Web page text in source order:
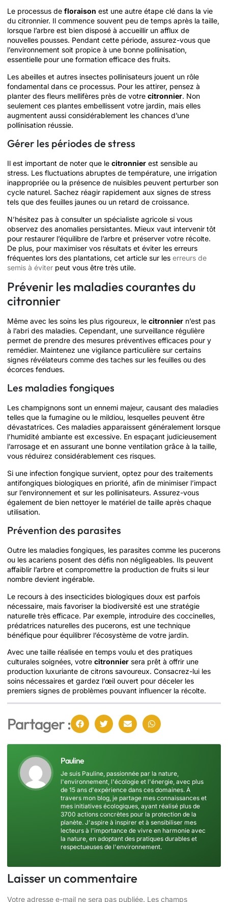
Le processus de floraison est une autre étape clé dans la vie
du citronnier. Il commence souvent peu de temps après la taille,
lorsque l’arbre est bien disposé à accueillir un afflux de
nouvelles pousses. Pendant cette période, assurez-vous que
l’environnement soit propice à une bonne pollinisation,
essentielle pour une formation efficace des fruits.
Les abeilles et autres insectes pollinisateurs jouent un rôle
fondamental dans ce processus. Pour les attirer, pensez à
planter des fleurs mellifères près de votre citronnier. Non
seulement ces plantes embellissent votre jardin, mais elles
augmentent aussi considérablement les chances d’une
pollinisation réussie.
Gérer les périodes de stress
Il est important de noter que le citronnier est sensible au
stress. Les fluctuations abruptes de température, une irrigation
inappropriée ou la présence de nuisibles peuvent perturber son
cycle naturel. Sachez réagir rapidement aux signes de stress
tels que des feuilles jaunes ou un retard de croissance.
N’hésitez pas à consulter un spécialiste agricole si vous
observez des anomalies persistantes. Mieux vaut intervenir tôt
pour restaurer l’équilibre de l’arbre et préserver votre récolte.
De plus, pour maximiser vos résultats et éviter les erreurs
fréquentes lors des plantations, cet article sur les erreurs de
semis à éviter peut vous être très utile.
Prévenir les maladies courantes du
citronnier
Même avec les soins les plus rigoureux, le citronnier n’est pas
à l’abri des maladies. Cependant, une surveillance régulière
permet de prendre des mesures préventives efficaces pour y
remédier. Maintenez une vigilance particulière sur certains
signes révélateurs comme des taches sur les feuilles ou des
écorces fendues.
Les maladies fongiques
Les champignons sont un ennemi majeur, causant des maladies
telles que la fumagine ou le mildiou, lesquelles peuvent être
dévastatrices. Ces maladies apparaissent généralement lorsque
l’humidité ambiante est excessive. En espaçant judicieusement
l’arrosage et en assurant une bonne ventilation grâce à la taille,
vous réduirez considérablement ces risques.
Si une infection fongique survient, optez pour des traitements
antifongiques biologiques en priorité, afin de minimiser l’impact
sur l’environnement et sur les pollinisateurs. Assurez-vous
également de bien nettoyer le matériel de taille après chaque
utilisation.
Prévention des parasites
Outre les maladies fongiques, les parasites comme les pucerons
ou les acariens posent des défis non négligeables. Ils peuvent
affaiblir l’arbre et compromettre la production de fruits si leur
nombre devient ingérable.
Le recours à des insecticides biologiques doux est parfois
nécessaire, mais favoriser la biodiversité est une stratégie
naturelle très efficace. Par exemple, introduire des coccinelles,
prédatrices naturelles des pucerons, est une technique
bénéfique pour équilibrer l’écosystème de votre jardin.
Avec une taille réalisée en temps voulu et des pratiques
culturales soignées, votre citronnier sera prêt à offrir une
production luxuriante de citrons savoureux. Consacrez-lui les
soins nécessaires et gardez l’œil ouvert pour déceler les
premiers signes de problèmes pouvant influencer la récolte.
Partager :
Pauline
Je suis Pauline, passionnée par la nature,
l'environnement, l'écologie et l'énergie, avec plus
de 15 ans d'expérience dans ces domaines. À
travers mon blog, je partage mes connaissances et
mes initiatives écologiques, ayant réalisé plus de
3700 actions concrètes pour la protection de la
planète. J'aspire à inspirer et à sensibiliser mes
lecteurs à l'importance de vivre en harmonie avec
la nature, en adoptant des pratiques durables et
respectueuses de l'environnement.
Laisser un commentaire
Votre adresse e-mail ne sera pas publiée. Les champs